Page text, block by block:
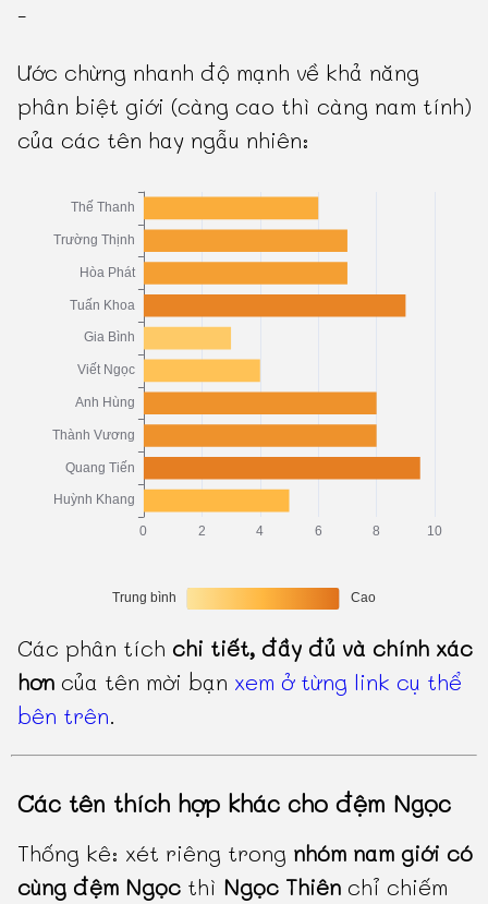
-
Ước chừng nhanh độ mạnh về khả năng
phân biệt giới (càng cao thì càng nam tính)
của các tên hay ngẫu nhiên:
Các phân tích chi tiết, đầy đủ và chính xác
hơn của tên mời bạn xem ở từng link cụ thể
bên trên.
Các tên thích hợp khác cho đệm Ngọc
Thống kê: xét riêng trong nhóm nam giới có
cùng đệm Ngọc thì Ngọc Thiên chỉ chiếm